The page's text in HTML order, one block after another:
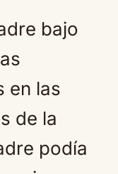
bajo
en las
de la
podía